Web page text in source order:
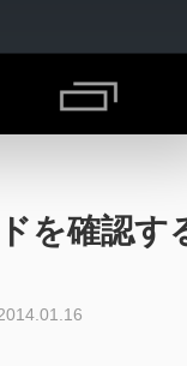
を確認す